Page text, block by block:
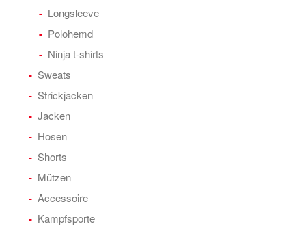
Longsleeve
Polohemd
Ninja t-shirts
Sweats
Strickjacken
Jacken
Hosen
Shorts
Mützen
Accessoire
Kampfsporte